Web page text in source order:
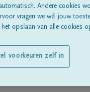
Andere cookies
vragen we wél jouw
het opslaan van alle cookies
voorkeuren zelf in